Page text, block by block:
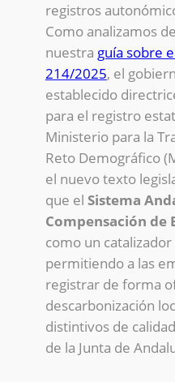
registros
Como analizamos
nuestra guía sobre
214/2025, el
establecido
para el registro
Ministerio para la
Reto Demográfico
el nuevo texto
que el Sistema
Compensación de
como un
permitiendo a las
registrar de forma
descarbonización
distintivos de
de la Junta de